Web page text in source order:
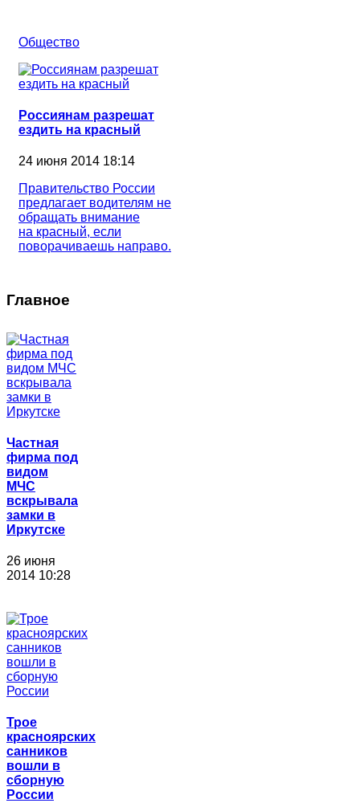
Общество
Россиянам разрешат
ездить на красный
24 июня 2014 18:14
Правительство России
предлагает водителям не
обращать внимание
на красный, если
поворачиваешь направо.
Главное
Частная
фирма под
видом
МЧС
вскрывала
замки в
Иркутске
26 июня
2014 10:28
Трое
красноярских
санников
вошли в
сборную
России